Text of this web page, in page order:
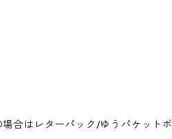
合はレターパック/ゆうパケット